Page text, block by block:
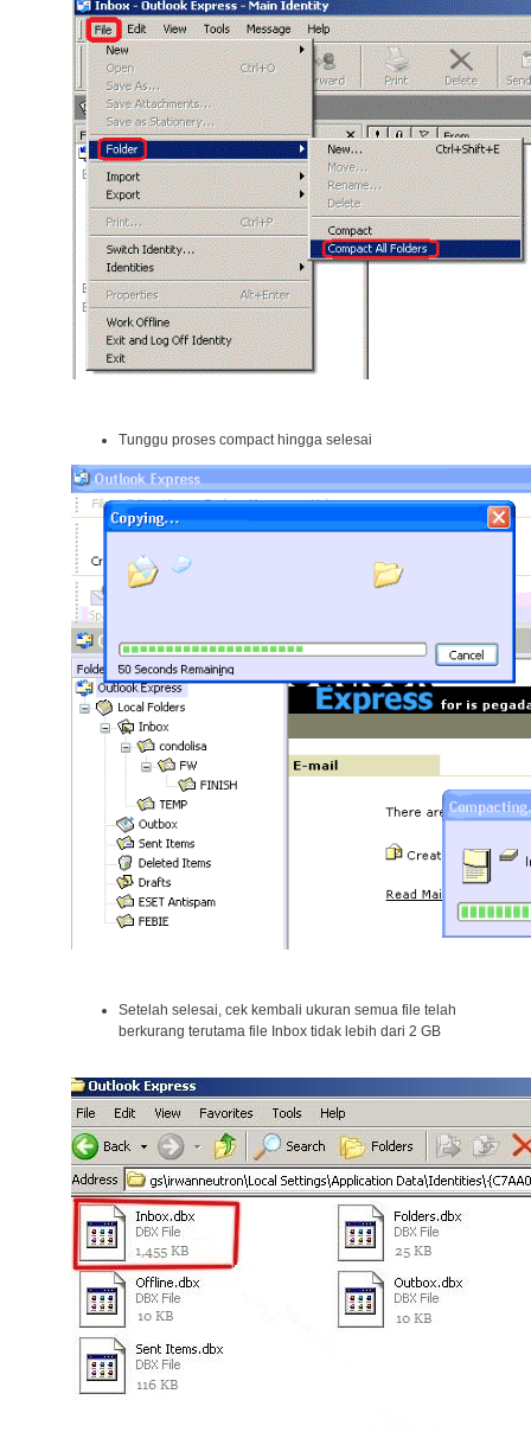
Tunggu proses compact hingga selesai
Setelah selesai, cek kembali ukuran semua file telah
berkurang terutama file Inbox tidak lebih dari 2 GB